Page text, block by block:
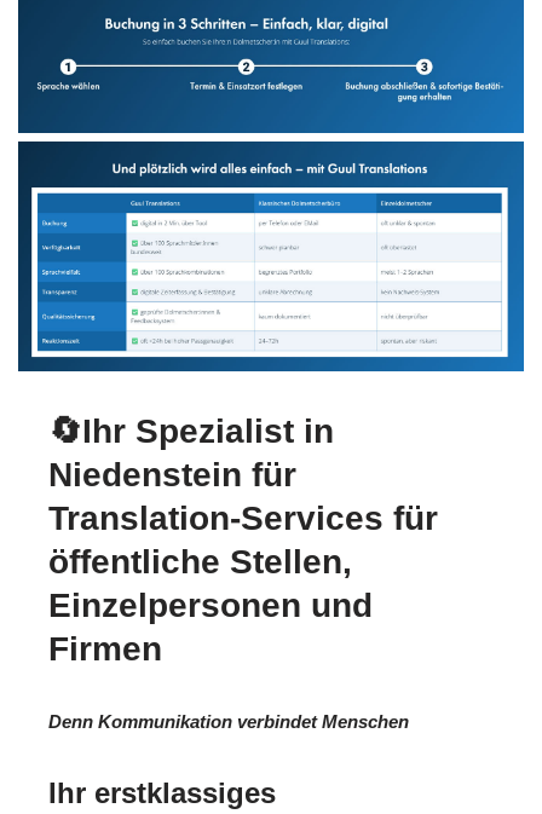
🔄Ihr Spezialist in
Niedenstein für
Translation-Services für
öffentliche Stellen,
Einzelpersonen und
Firmen
Denn Kommunikation verbindet Menschen
Ihr erstklassiges